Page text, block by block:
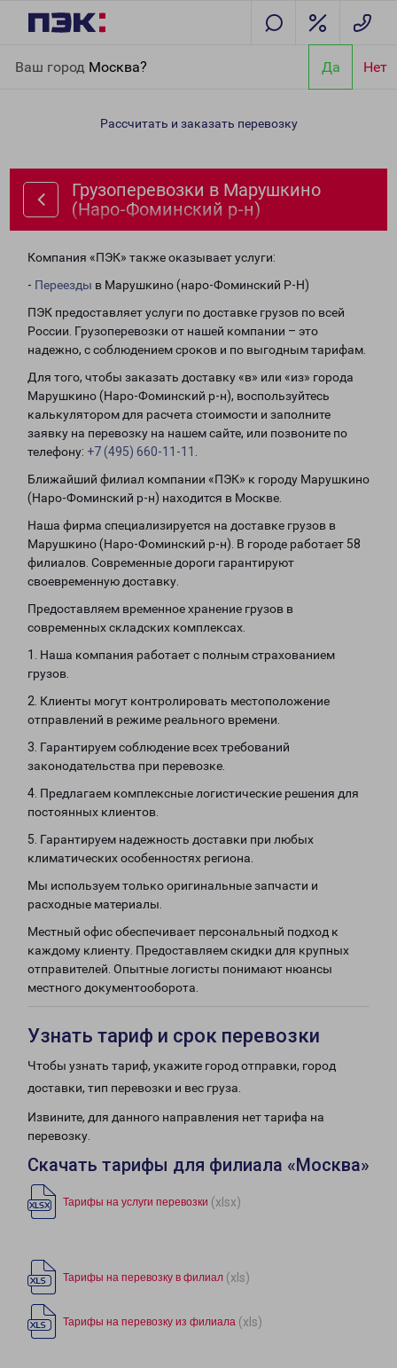
Ваш город Москва? Да Нет
Фоминский р-н)
Рассчитать и заказать перевозку
Грузоперевозки в Марушкино
(Наро-Фоминский р-н)
Компания «ПЭК» также оказывает услуги:
- Переезды в Марушкино (наро-Фоминский Р-Н)
ПЭК предоставляет услуги по доставке грузов по всей
России. Грузоперевозки от нашей компании – это
надежно, с соблюдением сроков и по выгодным тарифам.
Для того, чтобы заказать доставку «в» или «из» города
Марушкино (Наро-Фоминский р-н), воспользуйтесь
калькулятором для расчета стоимости и заполните
заявку на перевозку на нашем сайте, или позвоните по
телефону: +7 (495) 660-11-11
Ближайший филиал компании «ПЭК» к городу Марушкино
(Наро-Фоминский р-н) находится в Москве.
Наша фирма специализируется на доставке грузов в
Марушкино (Наро-Фоминский р-н). В городе работает 58
филиалов. Современные дороги гарантируют
своевременную доставку.
Предоставляем временное хранение грузов в
современных складских комплексах.
1. Наша компания работает с полным страхованием
грузов.
2. Клиенты могут контролировать местоположение
отправлений в режиме реального времени.
3. Гарантируем соблюдение всех требований
законодательства при перевозке.
4. Предлагаем комплексные логистические решения для
постоянных клиентов.
5. Гарантируем надежность доставки при любых
климатических особенностях региона.
Мы используем только оригинальные запчасти и
расходные материалы.
Местный офис обеспечивает персональный подход к
каждому клиенту. Предоставляем скидки для крупных
отправителей. Опытные логисты понимают нюансы
местного документооборота.
Узнать тариф и срок перевозки
Чтобы узнать тариф, укажите город отправки, город
доставки, тип перевозки и вес груза.
Извините, для данного направления нет тарифа на
перевозку.
Скачать тарифы для филиала «Москва»
Тарифы на услуги перевозки (xlsx)
Тарифы на перевозку в филиал (xls)
Тарифы на перевозку из филиала (xls)